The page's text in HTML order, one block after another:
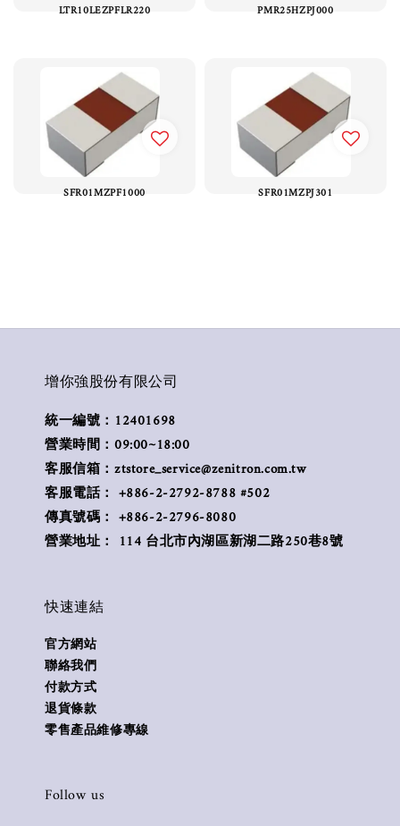
LTR10LEZPFLR220 PMR25HZPJ000
SFR01MZPF1000 SFR01MZPJ301
增你強股份有限公司
統一編號：12401698
營業時間：09:00~18:00
客服信箱：ztstore_service@zenitron.com.tw
客服電話： +886-2-2792-8788 #502
傳真號碼： +886-2-2796-8080
營業地址： 114 台北市內湖區新湖二路250巷8號
快速連結
官方網站
聯絡我們
付款方式
退貨條款
零售產品維修專線
Follow us